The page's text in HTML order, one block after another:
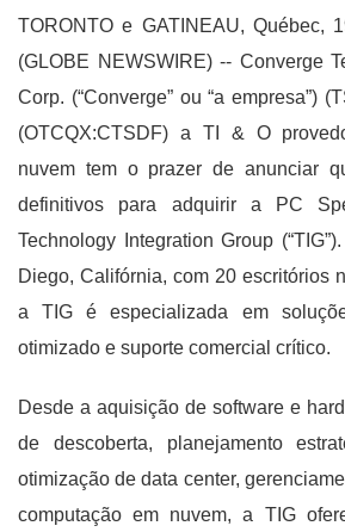
TORONTO e GATINEAU, Québec,
(GLOBE NEWSWIRE) -- Converge
Corp. (“Converge” ou “a empresa”)
(OTCQX:CTSDF) a TI & O
nuvem tem o prazer de anunciar
definitivos para adquirir a PC
Technology Integration Group
Diego, Califórnia, com 20 escritórios
a TIG é especializada em
otimizado e suporte comercial crítico.
Desde a aquisição de software e
de descoberta, planejamento
otimização de data center,
computação em nuvem, a TIG